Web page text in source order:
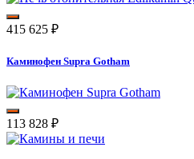
415 625 ₽
Каминофен Supra Gotham
113 828 ₽